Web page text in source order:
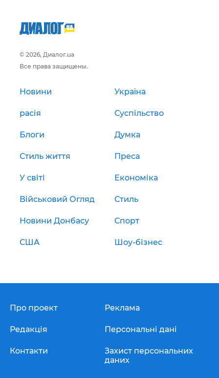
© 2026, Диалог.ua
Все права защищены.
Новини Україна
расія Суспільство
Блоги Думка
Стиль життя Преса
У світі Економіка
Військовий Огляд Стиль
Новини Донбасу Спорт
США Шоу-бізнес
Про проект
Редакція
Контакти
Реклама
Персональні дані
Захист персональних
даних